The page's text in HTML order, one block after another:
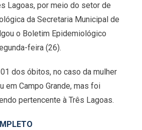
Lagoas, por meio do setor de
da Secretaria Municipal de
o Boletim Epidemiológico
feira (26).
dos óbitos, no caso da mulher
em Campo Grande, mas foi
pertencente à Três Lagoas.